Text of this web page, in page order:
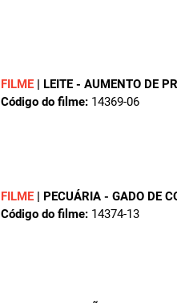
FILME | LEITE - AUMENTO DE
Código do filme: 14369-06
FILME | PECUÁRIA - GADO DE
Código do filme: 14374-13